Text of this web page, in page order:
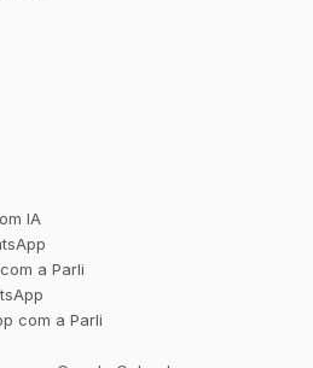
IA
a Parli
com a Parli